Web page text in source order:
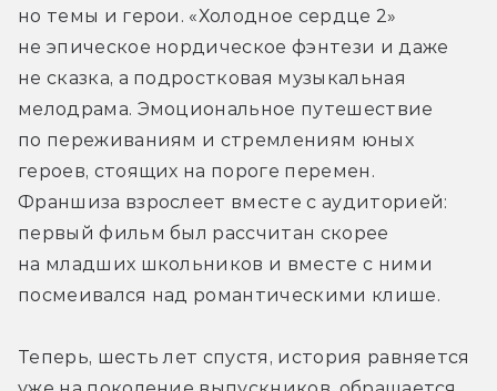
но темы и герои. «Холодное сердце 2»
не эпическое нордическое фэнтези и даже
не сказка, а подростковая музыкальная
мелодрама. Эмоциональное путешествие
по переживаниям и стремлениям юных
героев, стоящих на пороге перемен.
Франшиза взрослеет вместе с аудиторией:
первый фильм был рассчитан скорее
на младших школьников и вместе с ними
посмеивался над романтическими клише.
Теперь, шесть лет спустя, история равняется